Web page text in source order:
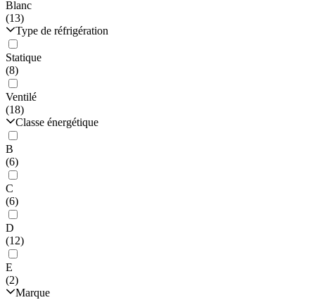
Blanc
(13)
Type de réfrigération
Statique
(8)
Ventilé
(18)
Classe énergétique
B
(6)
C
(6)
D
(12)
E
(2)
Marque